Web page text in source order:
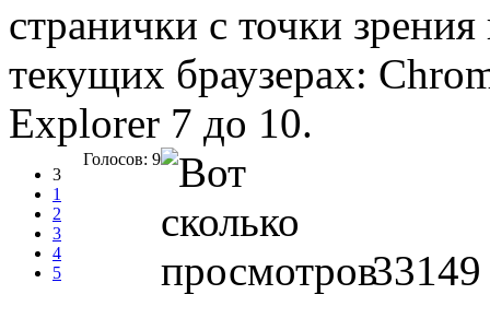
странички с точки зрения
текущих браузерах:
Explorer 7 до 10.
3
1
2
3
4
5
Голосов: 9
33149